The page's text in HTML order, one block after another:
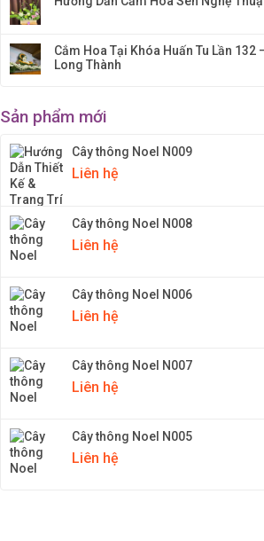
Cắm Hoa Tại Khóa Huấn Tu Lần 132
Long Thành
Sản phẩm mới
Cây thông Noel N009
Liên hệ
Cây thông Noel N008
Liên hệ
Cây thông Noel N006
Liên hệ
Cây thông Noel N007
Liên hệ
Cây thông Noel N005
Liên hệ